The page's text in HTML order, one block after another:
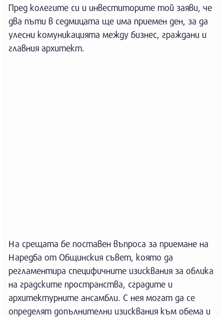
Пред колегите си и инвеститорите той заяви, че
два пъти в седмицата ще има приемен ден, за да
улесни комуникацията между бизнес, граждани и
главния архитект.
На срещата бе поставен въпроса за приемане на
Наредба от Общинския съвет, която да
регламентира специфичните изисквания за облика
на градските пространства, сградите и
архитектурните ансамбли. С нея могат да се
определят допълнителни изисквания към обема и